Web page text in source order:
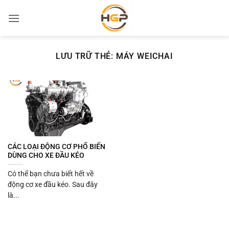
qua
LƯU TRỮ THẺ: MÁY WEICHAI
CÁC LOẠI ĐỘNG CƠ PHỔ BIẾN
DÙNG CHO XE ĐẦU KÉO
Có thể bạn chưa biết hết về
động cơ xe đầu kéo. Sau đây
là...